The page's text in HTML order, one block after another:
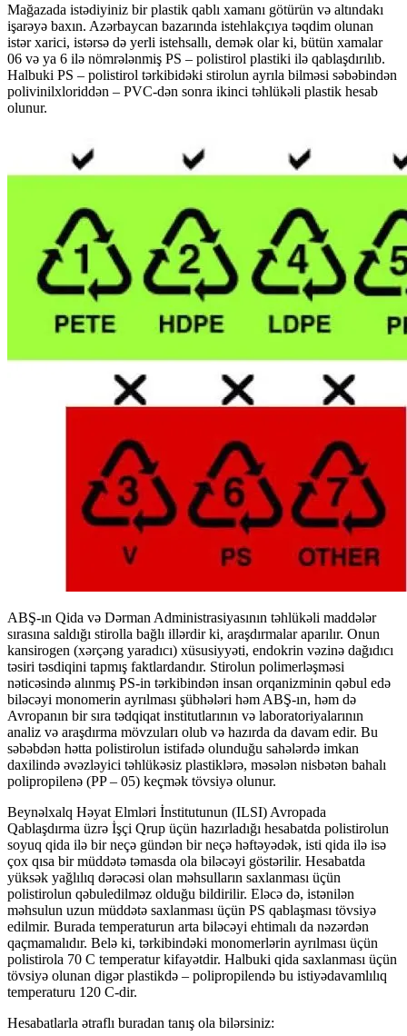
Mağazada istədiyiniz bir plastik qablı xamanı götürün və altındakı
işarəyə baxın. Azərbaycan bazarında istehlakçıya təqdim olunan
istər xarici, istərsə də yerli istehsallı, demək olar ki, bütün xamalar
06 və ya 6 ilə nömrələnmiş PS – polistirol plastiki ilə qablaşdırılıb.
Halbuki PS – polistirol tərkibidəki stirolun ayrıla bilməsi səbəbindən
polivinilxloriddən – PVC-dən sonra ikinci təhlükəli plastik hesab
olunur.
ABŞ-ın Qida və Dərman Administrasiyasının təhlükəli maddələr
sırasına saldığı stirolla bağlı illərdir ki, araşdırmalar aparılır. Onun
kansirogen (xərçəng yaradıcı) xüsusiyyəti, endokrin vəzinə dağıdıcı
təsiri təsdiqini tapmış faktlardandır. Stirolun polimerləşməsi
nəticəsində alınmış PS-in tərkibindən insan orqanizminin qəbul edə
biləcəyi monomerin ayrılması şübhələri həm ABŞ-ın, həm də
Avropanın bir sıra tədqiqat institutlarının və laboratoriyalarının
analiz və araşdırma mövzuları olub və hazırda da davam edir. Bu
səbəbdən hətta polistirolun istifadə olunduğu sahələrdə imkan
daxilində əvəzləyici təhlükəsiz plastiklərə, məsələn nisbətən bahalı
polipropilenə (PP – 05) keçmək tövsiyə olunur.
Beynəlxalq Həyat Elmləri İnstitutunun (ILSI) Avropada
Qablaşdırma üzrə İşçi Qrup üçün hazırladığı hesabatda polistirolun
soyuq qida ilə bir neçə gündən bir neçə həftəyədək, isti qida ilə isə
çox qısa bir müddətə təmasda ola biləcəyi göstərilir. Hesabatda
yüksək yağlılıq dərəcəsi olan məhsulların saxlanması üçün
polistirolun qəbuledilməz olduğu bildirilir. Eləcə də, istənilən
məhsulun uzun müddətə saxlanması üçün PS qablaşması tövsiyə
edilmir. Burada temperaturun arta biləcəyi ehtimalı da nəzərdən
qaçmamalıdır. Belə ki, tərkibindəki monomerlərin ayrılması üçün
polistirola 70 C temperatur kifayətdir. Halbuki qida saxlanması üçün
tövsiyə olunan digər plastikdə – polipropilendə bu istiyədavamlılıq
temperaturu 120 C-dir.
Hesabatlarla ətraflı buradan tanış ola bilərsiniz: